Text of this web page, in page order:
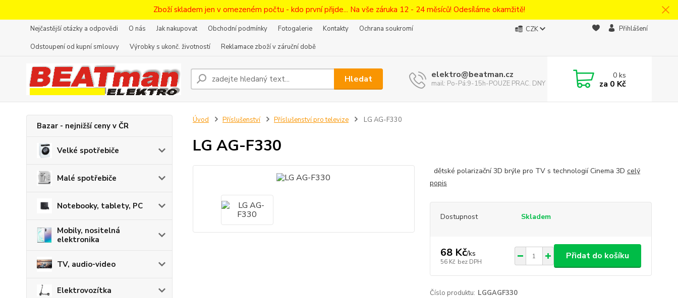
Zboží skladem jen v omezeném počtu - kdo první přijde... Na vše záruka 12 - 24 měsíců! Odesíláme okamžitě!
Nejčastější otázky a odpovědi O nás Jak nakupovat Obchodní podmínky Fotogalerie Kontakty
Ochrana soukromí
Odstoupení od kupní smlouvy
Výrobky s ukonč. životností Reklamace zboží v záruční době
CZK Přihlášení
Hledat elektro@beatman.cz
mail: Po-Pá:9-15h-POUZE PRAC. DNY
0ks
za 0 Kč
Bazar - nejnižší ceny v ČR
Velké spotřebiče
Malé spotřebiče
Notebooky, tablety, PC
Mobily, nositelná
elektronika
TV, audio-video
Elektrovozítka
Úvod Příslušenství Příslušenství pro televize LG AG-F330
LG AG-F330
dětské polarizační 3D brýle pro TV s technologií Cinema 3D celý
popis
Dostupnost Skladem
68 Kč/ks
56 Kč bez DPH
Přidat do košíku
Číslo produktu: LGGAGF330